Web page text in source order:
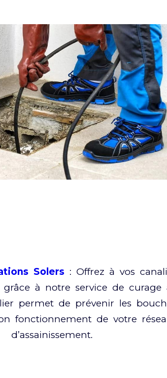
Solers : Offrez à vos
à notre service de curage
permet de prévenir les
fonctionnement de votre
d’assainissement.